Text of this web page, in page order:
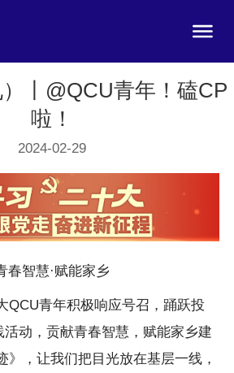
丨@QCU青年！磕CP
啦！
2024-02-29
春智慧·赋能家乡
青年积极响应号召，踊跃投
活动，贡献青春智慧，赋能家乡建
》，让我们把目光放在基层一线，